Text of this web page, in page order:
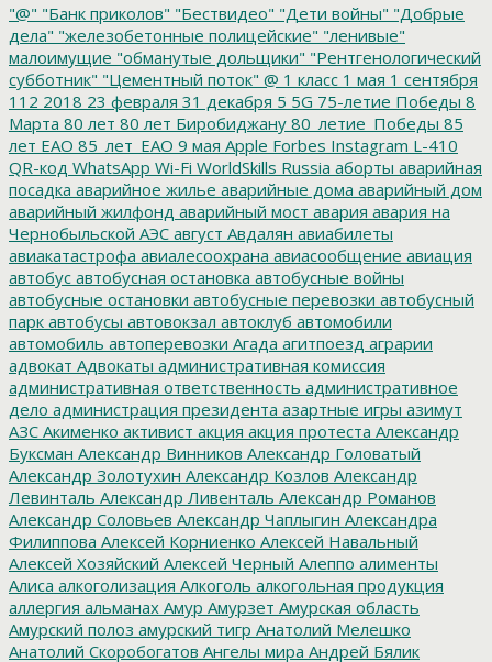
"@" "Банк приколов" "Бествидео" "Дети войны" "Добрые
дела" "железобетонные полицейские" "ленивые"
малоимущие "обманутые дольщики" "Рентгенологический
субботник" "Цементный поток" @ 1 класс 1 мая 1 сентября
112 2018 23 февраля 31 декабря 5 5G 75-летие Победы 8
Марта 80 лет 80 лет Биробиджану 80_летие_Победы 85
лет ЕАО 85_лет_ЕАО 9 мая Apple Forbes Instagram L-410
QR-код WhatsApp Wi-Fi WorldSkills Russia аборты аварийная
посадка аварийное жилье аварийные дома аварийный дом
аварийный жилфонд аварийный мост авария авария на
Чернобыльской АЭС август Авдалян авиабилеты
авиакатастрофа авиалесоохрана авиасообщение авиация
автобус автобусная остановка автобусные войны
автобусные остановки автобусные перевозки автобусный
парк автобусы автовокзал автоклуб автомобили
автомобиль автоперевозки Агада агитпоезд аграрии
адвокат Адвокаты административная комиссия
административная ответственность административное
дело администрация президента азартные игры азимут
АЗС Акименко активист акция акция протеста Александр
Буксман Александр Винников Александр Головатый
Александр Золотухин Александр Козлов Александр
Левинталь Александр Ливенталь Александр Романов
Александр Соловьев Александр Чаплыгин Александра
Филиппова Алексей Корниенко Алексей Навальный
Алексей Хозяйский Алексей Черный Алеппо алименты
Алиса алкоголизация Алкоголь алкогольная продукция
аллергия альманах Амур Амурзет Амурская область
Амурский полоз амурский тигр Анатолий Мелешко
Анатолий Скоробогатов Ангелы мира Андрей Бялик